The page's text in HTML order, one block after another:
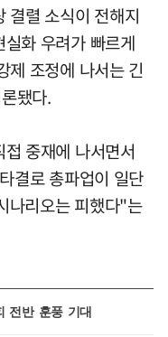
결렬 소식이 전해지
화 우려가 빠르게
제 조정에 나서는 긴
됐다.
중재에 나서면서
결로 총파업이 일단
나리오는 피했다"는
전반 훈풍 기대